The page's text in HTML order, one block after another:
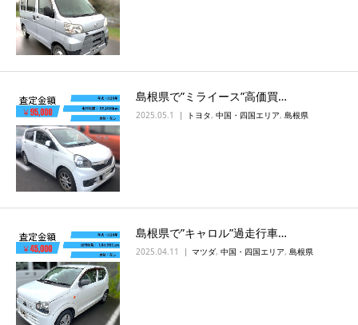
島根県で”ミライース”高価買…
2025.05.1 トヨタ, 中国・四国エリア, 島根県
島根県で”キャロル”過走行車…
2025.04.11 マツダ, 中国・四国エリア, 島根県